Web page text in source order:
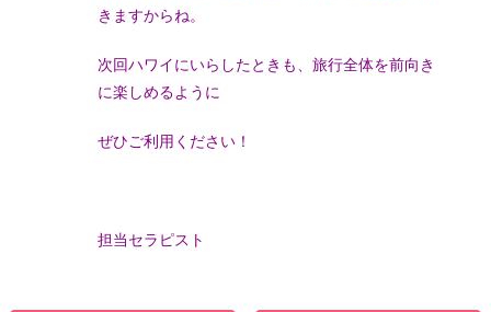
きますからね。
次回ハワイにいらしたときも、旅行全体を前向き
に楽しめるように
ぜひご利用ください！
担当セラピスト